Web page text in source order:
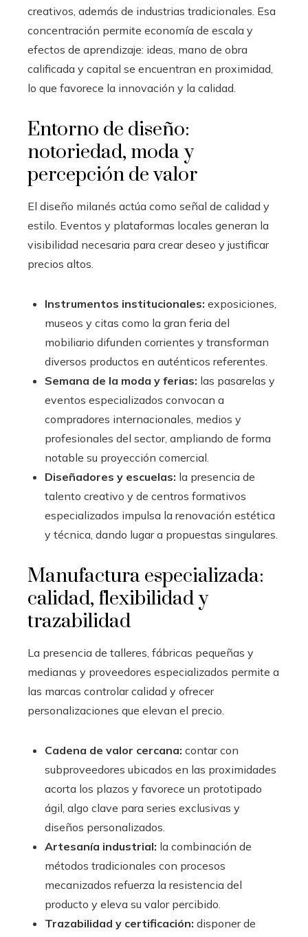
creativos, además de industrias tradicionales. Esa
concentración permite economía de escala y
efectos de aprendizaje: ideas, mano de obra
calificada y capital se encuentran en proximidad,
lo que favorece la innovación y la calidad.
Entorno de diseño:
notoriedad, moda y
percepción de valor
El diseño milanés actúa como señal de calidad y
estilo. Eventos y plataformas locales generan la
visibilidad necesaria para crear deseo y justificar
precios altos.
Instrumentos institucionales: exposiciones,
museos y citas como la gran feria del
mobiliario difunden corrientes y transforman
diversos productos en auténticos referentes.
Semana de la moda y ferias: las pasarelas y
eventos especializados convocan a
compradores internacionales, medios y
profesionales del sector, ampliando de forma
notable su proyección comercial.
Diseñadores y escuelas: la presencia de
talento creativo y de centros formativos
especializados impulsa la renovación estética
y técnica, dando lugar a propuestas singulares.
Manufactura especializada:
calidad, flexibilidad y
trazabilidad
La presencia de talleres, fábricas pequeñas y
medianas y proveedores especializados permite a
las marcas controlar calidad y ofrecer
personalizaciones que elevan el precio.
Cadena de valor cercana: contar con
subproveedores ubicados en las proximidades
acorta los plazos y favorece un prototipado
ágil, algo clave para series exclusivas y
diseños personalizados.
Artesanía industrial: la combinación de
métodos tradicionales con procesos
mecanizados refuerza la resistencia del
producto y eleva su valor percibido.
Trazabilidad y certificación: disponer de